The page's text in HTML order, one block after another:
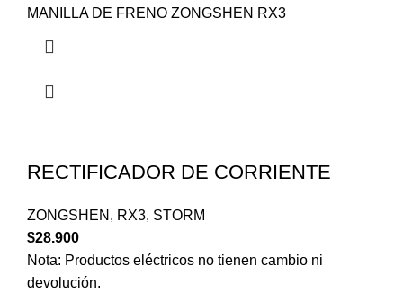
MANILLA DE FRENO ZONGSHEN RX3
RECTIFICADOR DE CORRIENTE
ZONGSHEN , RX3, STORM
$28.900
Nota: Productos eléctricos no tienen cambio ni
devolución.